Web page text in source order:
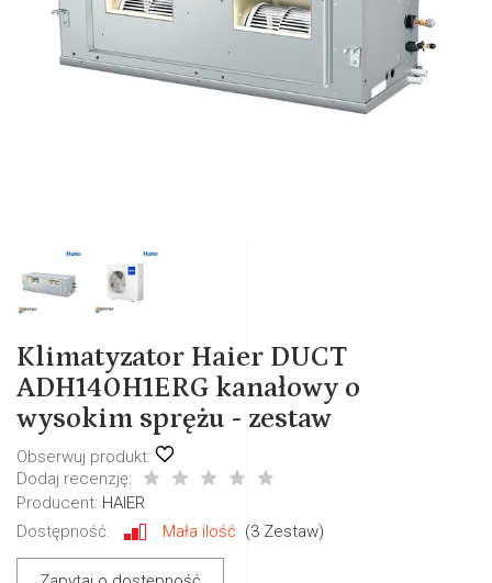
Klimatyzator Haier DUCT
ADH140H1ERG kanałowy o
wysokim sprężu - zestaw
Obserwuj produkt:
Dodaj recenzję:
Producent: HAIER
Dostępność:
Mała ilość (3 Zestaw)